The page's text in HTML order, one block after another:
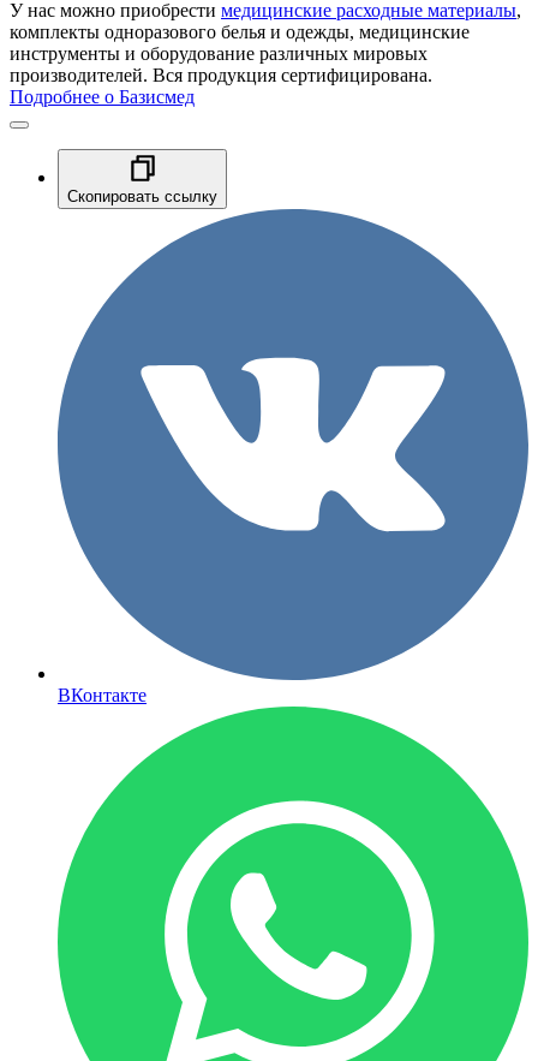
У нас можно приобрести медицинские расходные материалы,
комплекты одноразового белья и одежды, медицинские
инструменты и оборудование различных мировых
производителей. Вся продукция сертифицирована.
Подробнее о Базисмед
Скопировать ссылку
ВКонтакте